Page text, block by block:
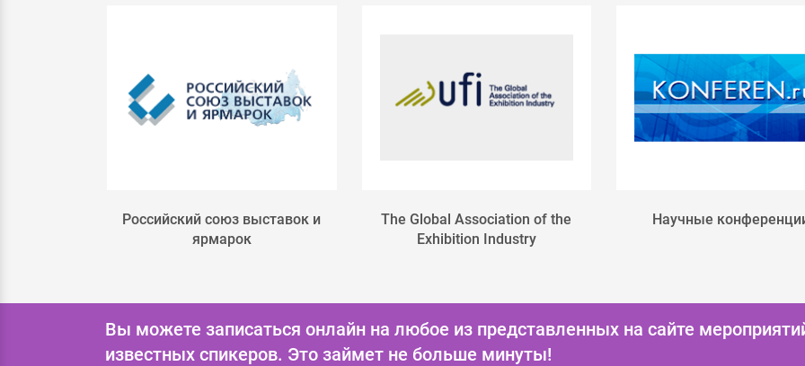
Российский союз выставок и
ярмарок
The Global Association of the
Exhibition Industry
Научные
Вы можете записаться онлайн на любое из представленных на сайте
известных спикеров. Это займет не больше минуты!